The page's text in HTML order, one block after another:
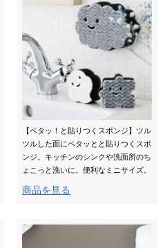
【ペタッ！と貼りつくスポンジ】ツル
ツルした面にペタッとと貼りつくスポ
ンジ。キッチンのシンクや洗面所のち
ょこっと洗いに。便利なミニサイズ。
商品を見る